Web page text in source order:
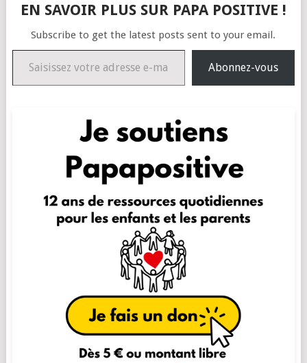
EN SAVOIR PLUS SUR PAPA POSITIVE !
Subscribe to get the latest posts sent to your email.
Saisissez votre adresse e-mail…
Abonnez-vous